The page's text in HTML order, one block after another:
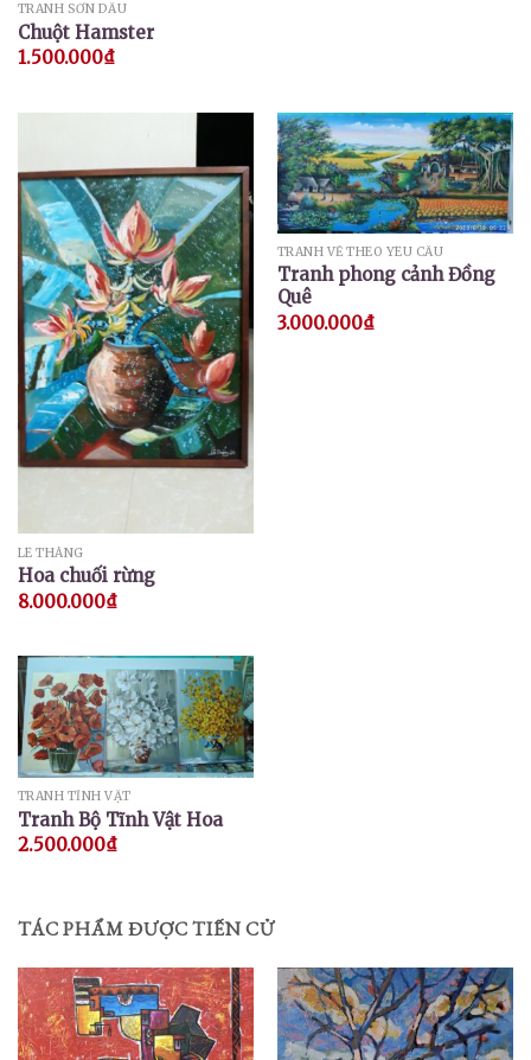
TRANH SƠN DẦU
Chuột Hamster
1.500.000₫
LÊ THẮNG
Hoa chuối rừng
8.000.000₫
TRANH VẼ THEO YÊU CẦU
Tranh phong cảnh Đồng
Quê
3.000.000₫
TRANH TĨNH VẬT
Tranh Bộ Tĩnh Vật Hoa
2.500.000₫
TÁC PHẨM ĐƯỢC TIẾN CỬ